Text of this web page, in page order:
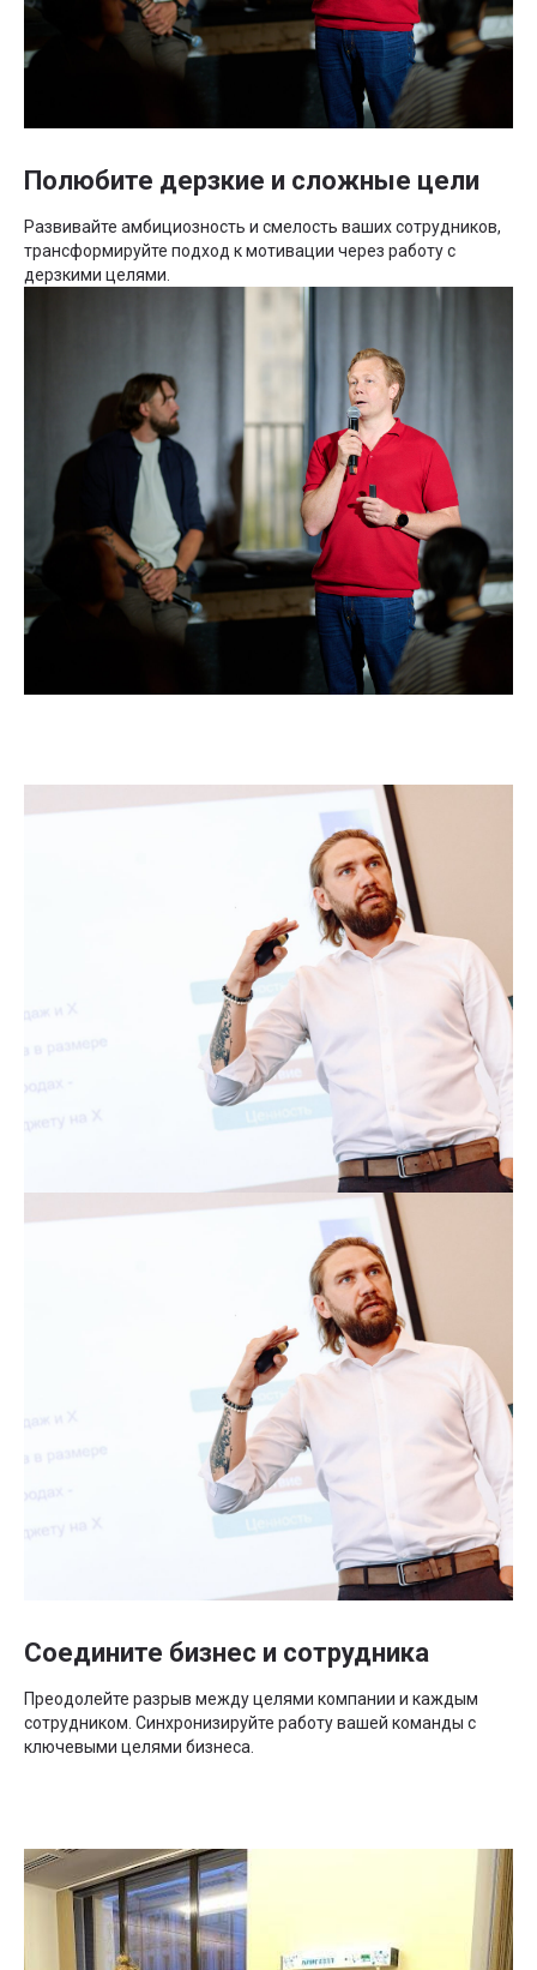
Полюбите дерзкие и сложные цели
Развивайте амбициозность и смелость ваших сотрудников,
трансформируйте подход к мотивации через работу с
дерзкими целями.
Соедините бизнес и сотрудника
Преодолейте разрыв между целями компании и каждым
сотрудником. Синхронизируйте работу вашей команды с
ключевыми целями бизнеса.